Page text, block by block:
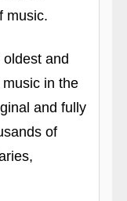
music.
and
in the
and fully
of